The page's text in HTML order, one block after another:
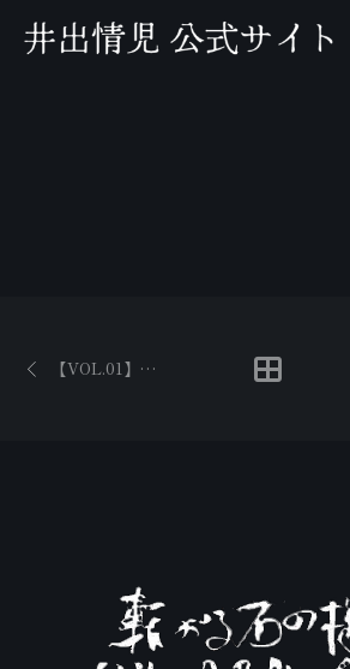
【VOL.01】矢沢永吉『I LOVEYOU OK』ジャケ裏話